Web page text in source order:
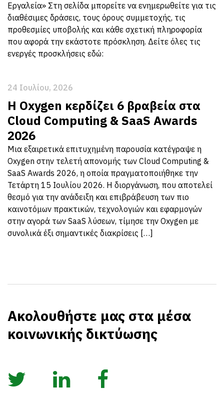
Εργαλεία» Στη σελίδα μπορείτε να ενημερωθείτε για τις
διαθέσιμες δράσεις, τους όρους συμμετοχής, τις
προθεσμίες υποβολής και κάθε σχετική πληροφορία
που αφορά την εκάστοτε πρόσκληση. Δείτε όλες τις
ενεργές προσκλήσεις εδώ:
24 Ιουλίου, 2026
Η Oxygen κερδίζει 6 βραβεία στα
Cloud Computing & SaaS Awards
2026
Μια εξαιρετικά επιτυχημένη παρουσία κατέγραψε η
Oxygen στην τελετή απονομής των Cloud Computing &
SaaS Awards 2026, η οποία πραγματοποιήθηκε την
Τετάρτη 15 Ιουλίου 2026. Η διοργάνωση, που αποτελεί
θεσμό για την ανάδειξη και επιβράβευση των πιο
καινοτόμων πρακτικών, τεχνολογιών και εφαρμογών
στην αγορά των SaaS λύσεων, τίμησε την Oxygen με
συνολικά έξι σημαντικές διακρίσεις […]
Ακολουθήστε μας στα μέσα
κοινωνικής δικτύωσης